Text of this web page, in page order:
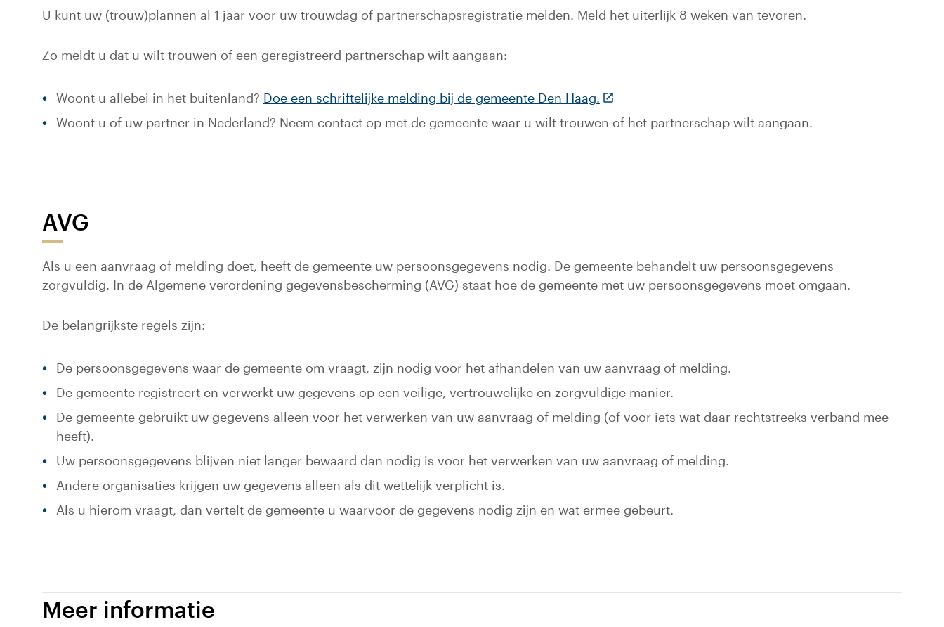
U kunt uw (trouw)plannen al 1 jaar voor uw trouwdag of partnerschapsregistratie melden. Meld het uiterlijk 8 weken van tevoren.
Zo meldt u dat u wilt trouwen of een geregistreerd partnerschap wilt aangaan:
Woont u allebei in het buitenland? Doe een schriftelijke melding bij de gemeente Den Haag. (Deze link gaat naar een externe website)
Woont u of uw partner in Nederland? Neem contact op met de gemeente waar u wilt trouwen of het partnerschap wilt aangaan.
AVG
Als u een aanvraag of melding doet, heeft de gemeente uw persoonsgegevens nodig. De gemeente behandelt uw persoonsgegevens
zorgvuldig. In de Algemene verordening gegevensbescherming (AVG) staat hoe de gemeente met uw persoonsgegevens moet omgaan.
De belangrijkste regels zijn:
De persoonsgegevens waar de gemeente om vraagt, zijn nodig voor het afhandelen van uw aanvraag of melding.
De gemeente registreert en verwerkt uw gegevens op een veilige, vertrouwelijke en zorgvuldige manier.
De gemeente gebruikt uw gegevens alleen voor het verwerken van uw aanvraag of melding (of voor iets wat daar rechtstreeks verband mee
heeft).
Uw persoonsgegevens blijven niet langer bewaard dan nodig is voor het verwerken van uw aanvraag of melding.
Andere organisaties krijgen uw gegevens alleen als dit wettelijk verplicht is.
Als u hierom vraagt, dan vertelt de gemeente u waarvoor de gegevens nodig zijn en wat ermee gebeurt.
Meer informatie